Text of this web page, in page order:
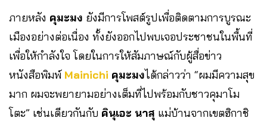
ภายหลัง คุมะมง ยังมีการโพสต์รูปเพื่อติดตามการบูรณะ
เมืองอย่างต่อเนื่อง ทั้งยังออกไปพบเจอประชาชนในพื้นที่
เพื่อให้กำลังใจ โดยในการให้สัมภาษณ์กับผู้สื่อข่าว
หนังสือพิมพ์ Mainichi คุมะมงได้กล่าวว่า “ผมมีความสุข
มาก ผมจะพยายามอย่างเต็มที่ไปพร้อมกับชาวคุมาโม
โตะ” เช่นเดียวกันกับ คินุเอะ นาสุ แม่บ้านจากเขตฮิกาชิ